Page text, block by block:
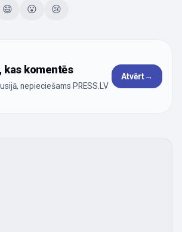
😄 😮 😢
kas komentēs
nepieciešams PRESS.LV
Atvērt→